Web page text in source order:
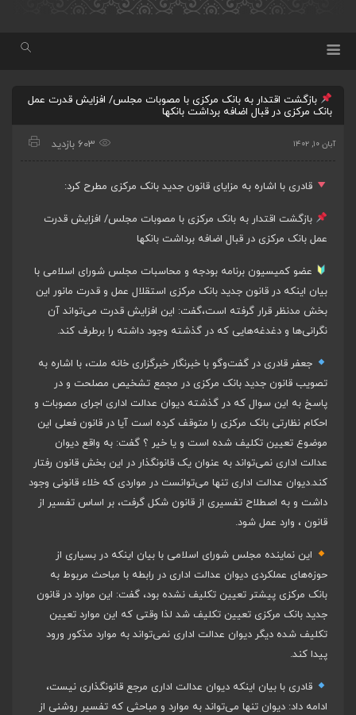
بازگشت اقتدار به بانک مرکزی با مصوبات مجلس/ افزایش قدرت عمل
بانک مرکزی در قبال اضافه برداشت بانکها
آبان ۱۰, ۱۴۰۲ 603 بازدید
قادری با اشاره به مزایای قانون جدید بانک مرکزی مطرح کرد:
بازگشت اقتدار به بانک مرکزی با مصوبات مجلس/ افزایش قدرت
عمل بانک مرکزی در قبال اضافه برداشت بانکها
عضو کمیسیون برنامه بودجه و محاسبات مجلس شورای اسلامی با
بیان اینکه در قانون جدید بانک مرکزی استقلال عمل و قدرت مانور این
بخش مدنظر قرار گرفته است،گفت: این افزایش قدرت می‌تواند آن
نگرانی‌ها و دغدغه‌هایی که در گذشته وجود داشته را برطرف کند.
جعفر قادری در گفت‌وگو با خبرنگار خبرگزاری خانه ملت، با اشاره به
تصویب قانون جدید بانک مرکزی در مجمع تشخیص مصلحت و در
پاسخ به این سوال که در گذشته دیوان عدالت اداری اجرای مصوبات و
احکام نظارتی بانک مرکزی را متوقف کرده است آیا در قانون فعلی این
موضوع تعیین تکلیف شده است و یا خیر ؟ گفت: به واقع دیوان
عدالت اداری نمی‌تواند به عنوان یک قانونگذار در این بخش قانون رفتار
کند.دیوان عدالت اداری تنها می‌توانست در مواردی که خلاء قانونی وجود
داشت و به اصطلاح تفسیری از قانون شکل گرفت، بر اساس تفسیر از
قانون ، وارد عمل شود.
این نماینده مجلس شورای اسلامی با بیان اینکه در بسیاری از
حوزه‌های عملکردی دیوان عدالت اداری در رابطه با مباحث مربوط به
بانک مرکزی پیشتر تعیین تکلیف نشده بود، گفت: این موارد در قانون
جدید بانک مرکزی تعیین تکلیف شد لذا وقتی که این موارد تعیین
تکلیف شده دیگر دیوان عدالت اداری نمی‌تواند به موارد مذکور ورود
پیدا کند.
قادری با بیان اینکه دیوان عدالت اداری مرجع قانونگذاری نیست،
ادامه داد: دیوان تنها می‌تواند به موارد و‌ مباحثی که تفسیر روشنی از